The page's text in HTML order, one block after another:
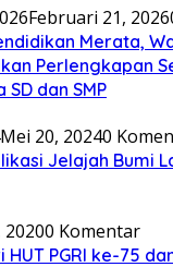
Februari 21, 2026
Merata,
Perlengkapan
SD dan SMP
Mei 20, 20240
Jelajah Bumi
0 Komentar
PGRI ke-75